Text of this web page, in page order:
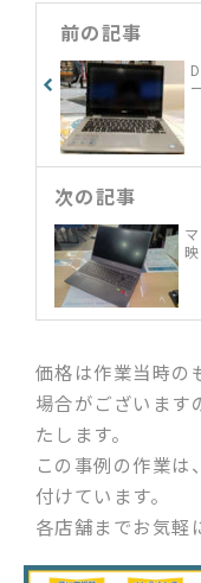
前の記事
次の記事
価格は作業当時の
場合がございます
たします。
この事例の作業は
付けています。
各店舗までお気軽